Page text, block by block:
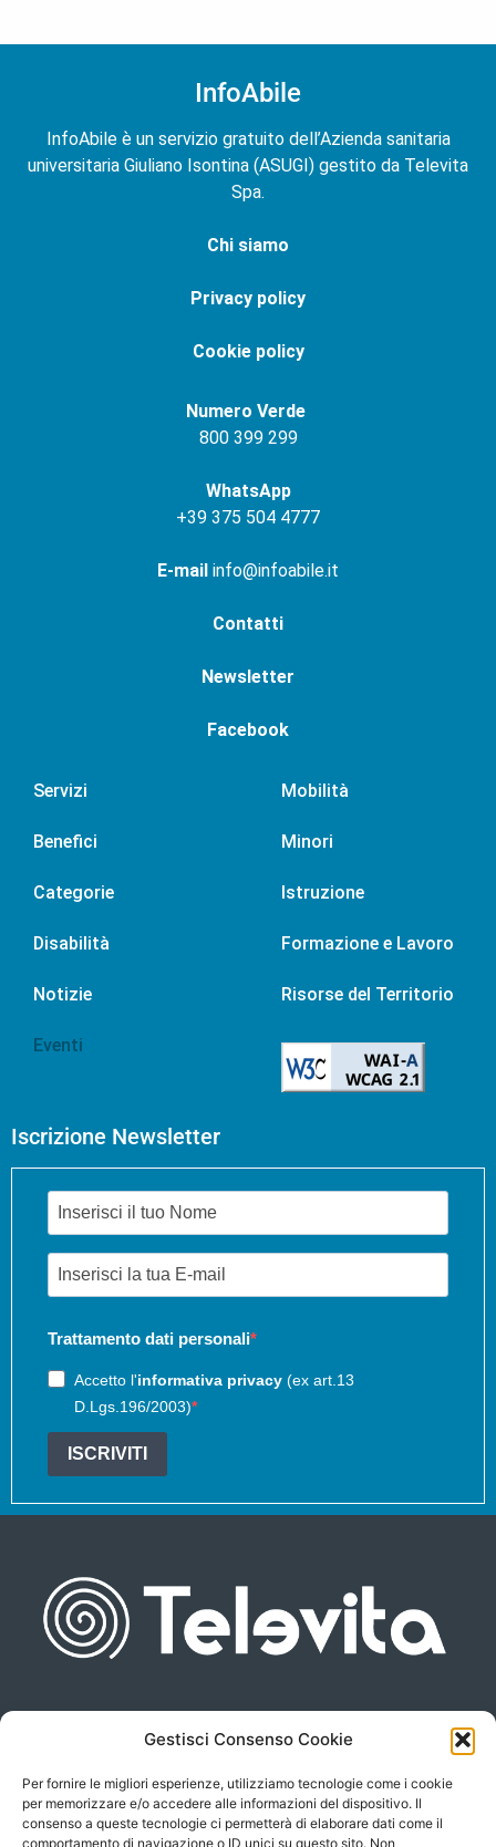
Gestisci Consenso Cookie
Per fornire le migliori esperienze, utilizziamo tecnologie come i cookie
per memorizzare e/o accedere alle informazioni del dispositivo. Il
consenso a queste tecnologie ci permetterà di elaborare dati come il
comportamento di navigazione o ID unici su questo sito. Non
InfoAbile
InfoAbile è un servizio gratuito dell’Azienda sanitaria
universitaria Giuliano Isontina (ASUGI) gestito da Televita
Spa.
Chi siamo
Privacy policy
Cookie policy
Numero Verde
800 399 299
WhatsApp
+39 375 504 4777
E-mail info@infoabile.it
Contatti
Newsletter
Facebook
Servizi
Benefici
Categorie
Disabilità
Notizie
Eventi
Mobilità
Minori
Istruzione
Formazione e Lavoro
Risorse del Territorio
Iscrizione Newsletter
Trattamento dati personali
Accetto l'informativa privacy (ex art.13
D.Lgs.196/2003)
ISCRIVITI
Piazza san Giovanni, 6
P.Iva 00566630323
info@televita.it